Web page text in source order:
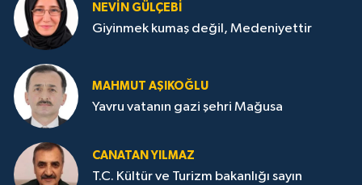
NEVİN GÜLÇEBİ
Giyinmek kumaş değil, Medeniyettir
MAHMUT AŞIKOĞLU
Yavru vatanın gazi şehri Mağusa
CANATAN YILMAZ
T.C. Kültür ve Turizm bakanlığı sayın